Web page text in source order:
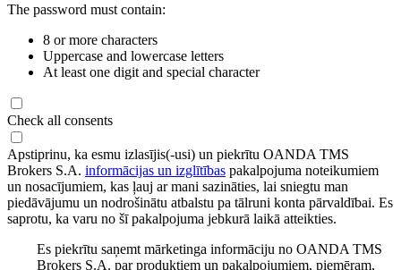
The password must contain:
8 or more characters
Uppercase and lowercase letters
At least one digit and special character
Check all consents
Apstiprinu, ka esmu izlasījis(-usi) un piekrītu OANDA TMS
Brokers S.A. informācijas un izglītības pakalpojuma noteikumiem
un nosacījumiem, kas ļauj ar mani sazināties, lai sniegtu man
piedāvājumu un nodrošinātu atbalstu pa tālruni konta pārvaldībai. Es
saprotu, ka varu no šī pakalpojuma jebkurā laikā atteikties.
Es piekrītu saņemt mārketinga informāciju no OANDA TMS
Brokers S.A. par produktiem un pakalpojumiem, piemēram,